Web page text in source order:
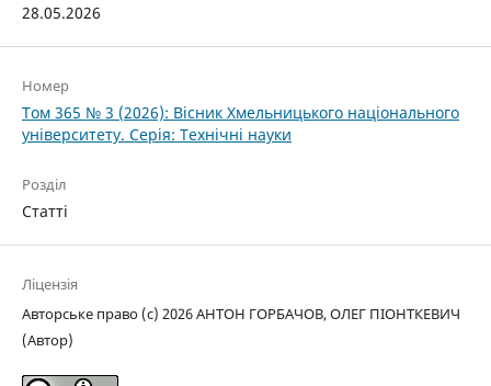
28.05.2026
Номер
Том 365 № 3 (2026): Вісник Хмельницького національного
університету. Серія: Технічні науки
Розділ
Статті
Ліцензія
Авторське право (c) 2026 АНТОН ГОРБАЧОВ, ОЛЕГ ПІОНТКЕВИЧ
(Автор)